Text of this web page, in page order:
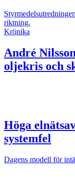
riktning.
Krönika
André Nilsson
oljekris och
Höga
systemfel
Dagens modell för